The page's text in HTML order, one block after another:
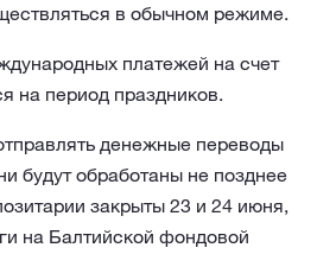
в обычном режиме.
платежей на счет
на период праздников.
денежные переводы
будут обработаны не позднее
закрыты 23 и 24 июня,
на Балтийской фондовой